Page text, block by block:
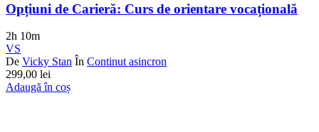
Opțiuni de Carieră: Curs de orientare vocațională
2h 10m
VS
De Vicky Stan În Continut asincron
299,00 lei
Adaugă în coș